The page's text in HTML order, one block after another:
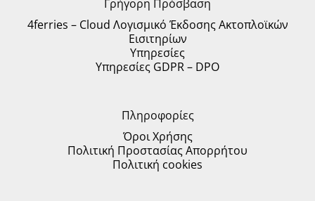
Γρήγορη Πρόσβαση
4ferries – Cloud Λογισμικό Έκδοσης Ακτοπλοϊκών
Εισιτηρίων
Υπηρεσίες
Υπηρεσίες GDPR – DPO
Πληροφορίες
Όροι Χρήσης
Πολιτική Προστασίας Απορρήτου
Πολιτική cookies